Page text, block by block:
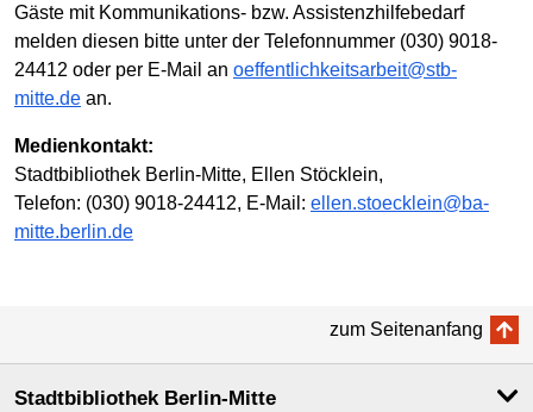
Gäste mit Kommunikations- bzw. Assistenzhilfebedarf
melden diesen bitte unter der Telefonnummer (030) 9018-
24412 oder per E-Mail an oeffentlichkeitsarbeit@stb-
mitte.de an.
Medienkontakt:
Stadtbibliothek Berlin-Mitte, Ellen Stöcklein,
Telefon: (030) 9018-24412, E-Mail: ellen.stoecklein@ba-
mitte.berlin.de
zum Seitenanfang
Stadtbibliothek Berlin-Mitte